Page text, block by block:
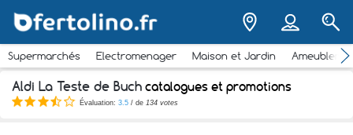
Supermarchés Electromenager Maison et Jardin
Aldi La Teste de Buch catalogues et promotions
Évaluation: 3.5 / de 134 votes